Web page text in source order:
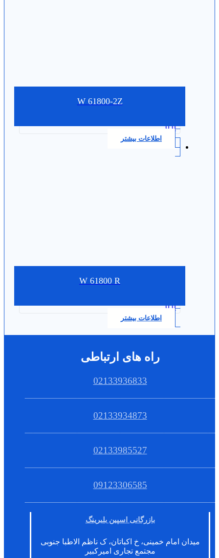
W 61800-2Z
0.0
اطلاعات بیشتر
W 61800 R
0.0
اطلاعات بیشتر
راه های ارتباطی
02133936833
02133934873
02133985527
09123306585
بازرگانی اسپین بلبرینگ
میدان امام خمینی، خ اکباتان، ک ناظم الاطبا جنوبی
مجتمع تجاری امیرکبیر